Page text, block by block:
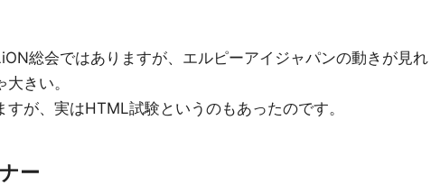
総会ではありますが、エルピーアイジャパンの動きが見れ
きい。
が、実はHTML試験というのもあったのです。
ー